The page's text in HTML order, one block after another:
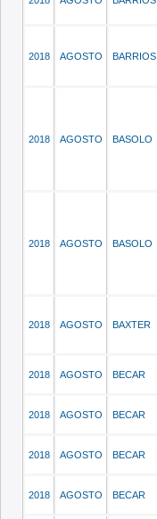
2018 AGOSTO BARRIOS
2018 AGOSTO BASOLO
2018 AGOSTO BASOLO
2018 AGOSTO BAXTER
2018 AGOSTO BECAR
2018 AGOSTO BECAR
2018 AGOSTO BECAR
2018 AGOSTO BECAR